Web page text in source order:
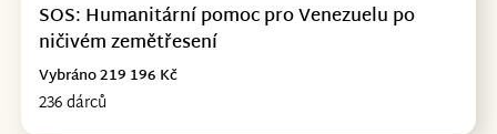
SOS: Humanitární pomoc pro Venezuelu po
ničivém zemětřesení
236 dárců
Vybráno 219 196 Kč